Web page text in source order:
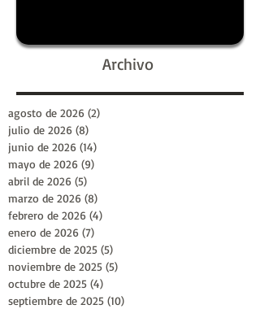
Archivo
agosto de 2026 (2)
julio de 2026 (8)
junio de 2026 (14)
mayo de 2026 (9)
abril de 2026 (5)
marzo de 2026 (8)
febrero de 2026 (4)
enero de 2026 (7)
diciembre de 2025 (5)
noviembre de 2025 (5)
octubre de 2025 (4)
septiembre de 2025 (10)